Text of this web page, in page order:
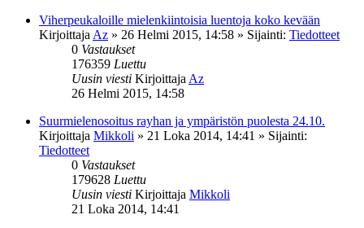
Viherpeukaloille mielenkiintoisia luentoja koko kevään
Kirjoittaja Az » 26 Helmi 2015, 14:58 » Sijainti: Tiedotteet
0 Vastaukset
176359 Luettu
Uusin viesti Kirjoittaja Az
26 Helmi 2015, 14:58
Suurmielenosoitus rayhan ja ympäristön puolesta 24.10.
Kirjoittaja Mikkoli » 21 Loka 2014, 14:41 » Sijainti:
Tiedotteet
0 Vastaukset
179628 Luettu
Uusin viesti Kirjoittaja Mikkoli
21 Loka 2014, 14:41